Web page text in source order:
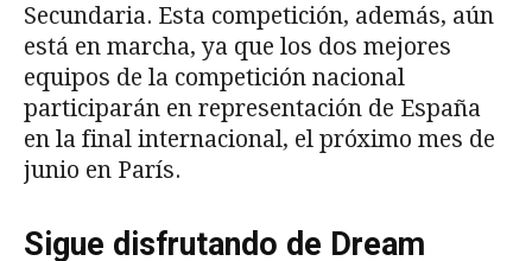
Secundaria. Esta competición, además, aún
está en marcha, ya que los dos mejores
equipos de la competición nacional
participarán en representación de España
en la final internacional, el próximo mes de
junio en París.
Sigue disfrutando de Dream